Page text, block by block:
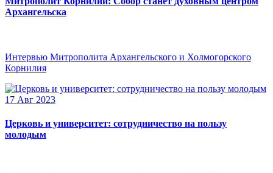
Архангельска
Интервью Митрополита Архангельского и Холмогорского
Корнилия
17 Авг 2023
Церковь и университет: сотрудничество на пользу
молодым